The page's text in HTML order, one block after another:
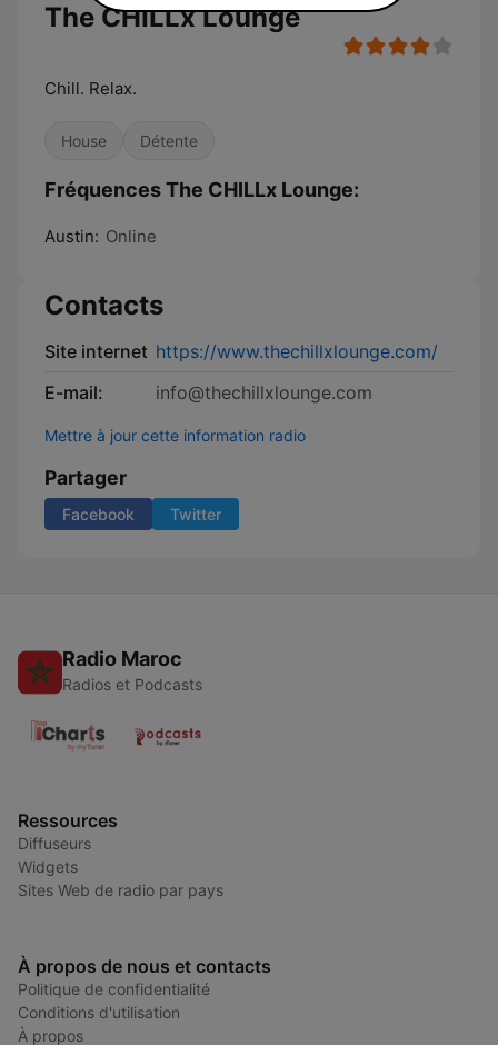
The CHILLx Lounge
Chill. Relax.
House Détente
Fréquences The CHILLx Lounge:
Austin: Online
Contacts
Site internet https://www.thechillxlounge.com/
E-mail:
info@thechillxlounge.com
Mettre à jour cette information radio
Partager
Facebook Twitter
Radio Maroc
Radios et Podcasts
Ressources
Diffuseurs
Widgets
Sites Web de radio par pays
À propos de nous et contacts
Politique de confidentialité
Conditions d'utilisation
À propos